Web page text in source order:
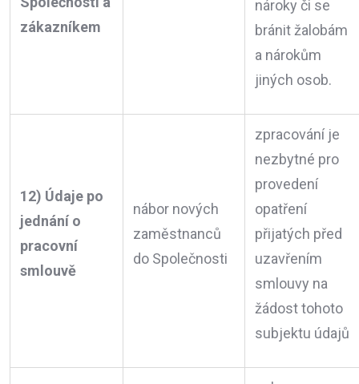
zákazníkem
nároky či se
bránit žalobám
a nárokům
jiných osob.
12) Údaje po
jednání o
pracovní
smlouvě
nábor nových
zaměstnanců
do Společnosti
zpracování je
nezbytné pro
provedení
opatření
přijatých před
uzavřením
smlouvy na
žádost tohoto
subjektu údajů